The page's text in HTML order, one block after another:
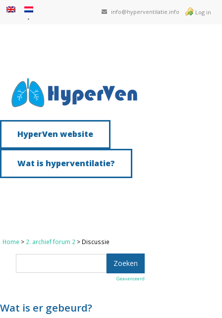
info@hyperventilatie.info Log in
HyperVen website
Wat is hyperventilatie?
Home > 2. archief forum 2 > Discussie
Geavanceerd
Wat is er gebeurd?